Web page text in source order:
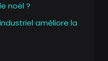
noël ?
améliore la